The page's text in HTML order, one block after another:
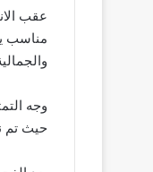
عقب
مناسب
حيث تم